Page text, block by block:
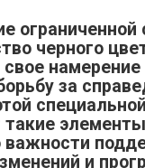
ограниченной
черного
намерение
за
такие
важности
и